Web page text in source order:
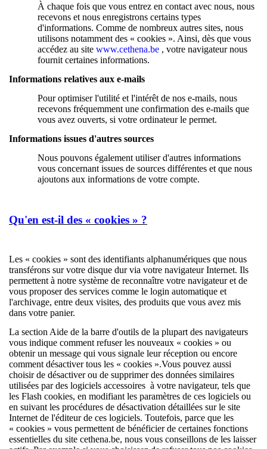
À chaque fois que vous entrez en contact avec nous, nous
recevons et nous enregistrons certains types
d'informations. Comme de nombreux autres sites, nous
utilisons notamment des « cookies ». Ainsi, dès que vous
accédez au site www.cethena.be , votre navigateur nous
fournit certaines informations.
Informations relatives aux e-mails
Pour optimiser l'utilité et l'intérêt de nos e-mails, nous
recevons fréquemment une confirmation des e-mails que
vous avez ouverts, si votre ordinateur le permet.
Informations issues d'autres sources
Nous pouvons également utiliser d'autres informations
vous concernant issues de sources différentes et que nous
ajoutons aux informations de votre compte.
Qu'en est-il des « cookies » ?
Les « cookies » sont des identifiants alphanumériques que nous
transférons sur votre disque dur via votre navigateur Internet. Ils
permettent à notre système de reconnaître votre navigateur et de
vous proposer des services comme le login automatique et
l'archivage, entre deux visites, des produits que vous avez mis
dans votre panier.
La section Aide de la barre d'outils de la plupart des navigateurs
vous indique comment refuser les nouveaux « cookies » ou
obtenir un message qui vous signale leur réception ou encore
comment désactiver tous les « cookies ».Vous pouvez aussi
choisir de désactiver ou de supprimer des données similaires
utilisées par des logiciels accessoires à votre navigateur, tels que
les Flash cookies, en modifiant les paramètres de ces logiciels ou
en suivant les procédures de désactivation détaillées sur le site
Internet de l'éditeur de ces logiciels. Toutefois, parce que les
« cookies » vous permettent de bénéficier de certaines fonctions
essentielles du site cethena.be, nous vous conseillons de les laisser